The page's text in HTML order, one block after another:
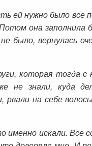
ей нужно было все
она
было, вернулась
которая
не знали, куда
рвали на себе
именно искали.